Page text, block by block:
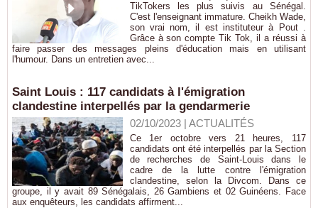
TikTokers les plus suivis au Sénégal.
C'est l'enseignant immature. Cheikh Wade,
son vrai nom, il est instituteur à Pout .
Grâce à son compte Tik Tok, il a réussi à
faire passer des messages pleins d'éducation mais en utilisant
l'humour. Dans un entretien avec...
Saint Louis : 117 candidats à l'émigration
clandestine interpellés par la gendarmerie
02/10/2023| ACTUALITÉS
Ce 1er octobre vers 21 heures, 117
candidats ont été interpellés par la Section
de recherches de Saint-Louis dans le
cadre de la lutte contre l'émigration
clandestine, selon la Divcom. Dans ce
groupe, il y avait 89 Sénégalais, 26 Gambiens et 02 Guinéens. Face
aux enquêteurs, les candidats affirment...